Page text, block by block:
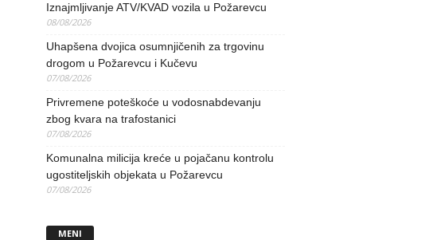
Iznajmljivanje ATV/KVAD vozila u Požarevcu
08/08/2026
Uhapšena dvojica osumnjičenih za trgovinu
drogom u Požarevcu i Kučevu
07/08/2026
Privremene poteškoće u vodosnabdevanju
zbog kvara na trafostanici
07/08/2026
Komunalna milicija kreće u pojačanu kontrolu
ugostiteljskih objekata u Požarevcu
07/08/2026
MENI